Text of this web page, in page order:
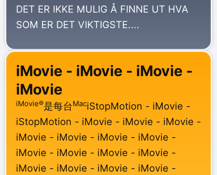
DET ER IKKE MULIG Å FINNE UT HVA
SOM ER DET VIKTIGSTE....
iMovie - iMovie - iMovie -
iMovie
iMovie®是每台MaciStopMotion - iMovie -
iStopMotion - iMovie - iMovie - iMovie -
iMovie - iMovie - iMovie - iMovie -
iMovie - iMovie - iMovie - iMovie -
iMovie - iMovie - iMovie - iMovie -